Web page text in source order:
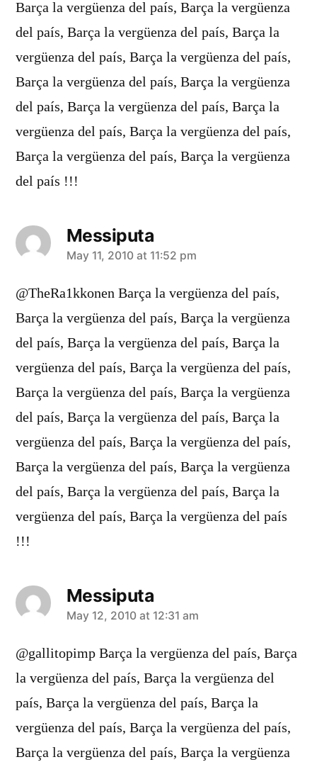
Barça la vergüenza del país, Barça la vergüenza
del país, Barça la vergüenza del país, Barça la
vergüenza del país, Barça la vergüenza del país,
Barça la vergüenza del país, Barça la vergüenza
del país, Barça la vergüenza del país, Barça la
vergüenza del país, Barça la vergüenza del país,
Barça la vergüenza del país, Barça la vergüenza
del país !!!
Messiputa
says:
May 11, 2010 at 11:52 pm
@TheRa1kkonen Barça la vergüenza del país,
Barça la vergüenza del país, Barça la vergüenza
del país, Barça la vergüenza del país, Barça la
vergüenza del país, Barça la vergüenza del país,
Barça la vergüenza del país, Barça la vergüenza
del país, Barça la vergüenza del país, Barça la
vergüenza del país, Barça la vergüenza del país,
Barça la vergüenza del país, Barça la vergüenza
del país, Barça la vergüenza del país, Barça la
vergüenza del país, Barça la vergüenza del país
!!!
Messiputa
says:
May 12, 2010 at 12:31 am
@gallitopimp Barça la vergüenza del país, Barça
la vergüenza del país, Barça la vergüenza del
país, Barça la vergüenza del país, Barça la
vergüenza del país, Barça la vergüenza del país,
Barça la vergüenza del país, Barça la vergüenza